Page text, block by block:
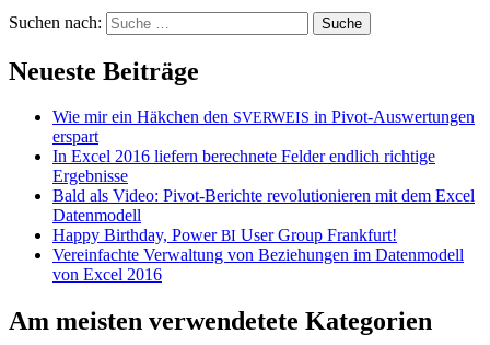
Suchen nach:
Neueste Beiträge
Wie mir ein Häkchen den SVERWEIS in Pivot-Auswertungen
erspart
In Excel 2016 liefern berechnete Felder endlich richtige
Ergebnisse
Bald als Video: Pivot-Berichte revolutionieren mit dem Excel
Datenmodell
Happy Birthday, PowerBI User Group Frankfurt!
Vereinfachte Verwaltung von Beziehungen im Datenmodell
von Excel 2016
Am meisten verwendetete Kategorien